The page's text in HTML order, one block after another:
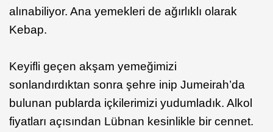
alınabiliyor. Ana yemekleri de ağırlıklı olarak
Kebap.
Keyifli geçen akşam yemeğimizi
sonlandırdıktan sonra şehre inip Jumeirah’da
bulunan publarda içkilerimizi yudumladık. Alkol
fiyatları açısından Lübnan kesinlikle bir cennet.